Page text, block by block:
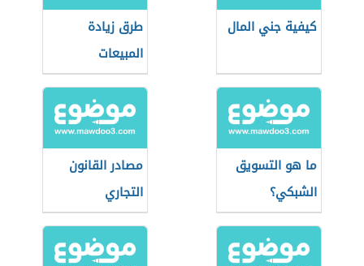
كيفية جني المال
طرق زيادة
المبيعات
ما هو التسويق
الشبكي؟
مصادر القانون
التجاري